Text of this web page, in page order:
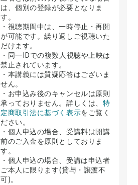
は、個別の登録が必要となりま
す。
・視聴期間中は、一時停止・再開
が可能です。繰り返しご視聴いた
だけます。
・同一IDでの複数人視聴や上映は
禁止されています。
・本講義には質疑応答はございま
せん。
・お申込み後のキャンセルは原則
承っておりません。詳しくは、 特
定商取引法に基づく表示をご覧く
ださい。
・個人申込の場合、受講料は開講
前のご入金を原則としておりま
す。
・個人申込の場合、受講は申込者
ご本人に限ります(貸与・譲渡不
可)。